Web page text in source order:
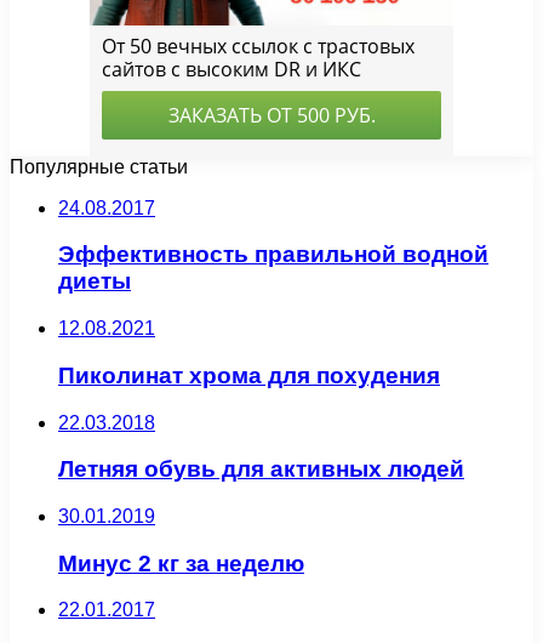
Популярные статьи
24.08.2017
Эффективность правильной водной
диеты
12.08.2021
Пиколинат хрома для похудения
22.03.2018
Летняя обувь для активных людей
30.01.2019
Минус 2 кг за неделю
22.01.2017